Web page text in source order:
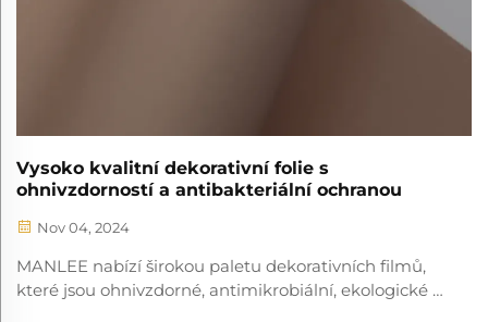
Vysoko kvalitní dekorativní folie s
ohnivzdorností a antibakteriální ochranou
Nov 04, 2024
MANLEE nabízí širokou paletu dekorativních filmů,
které jsou ohnivzdorné, antimikrobiální, ekologické a